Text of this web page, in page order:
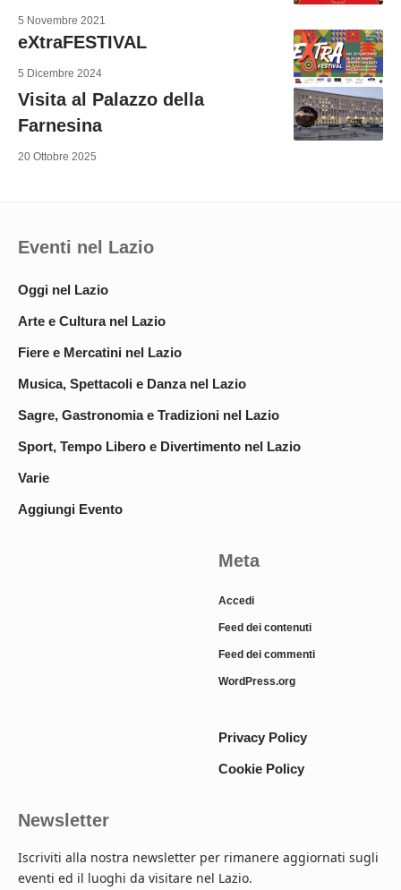
5 Novembre 2021
eXtraFESTIVAL
5 Dicembre 2024
Visita al Palazzo della
Farnesina
20 Ottobre 2025
Eventi nel Lazio
Oggi nel Lazio
Arte e Cultura nel Lazio
Fiere e Mercatini nel Lazio
Musica, Spettacoli e Danza nel Lazio
Sagre, Gastronomia e Tradizioni nel Lazio
Sport, Tempo Libero e Divertimento nel Lazio
Varie
Aggiungi Evento
Meta
Accedi
Feed dei contenuti
Feed dei commenti
WordPress.org
Privacy Policy
Cookie Policy
Newsletter
Iscriviti alla nostra newsletter per rimanere aggiornati sugli
eventi ed il luoghi da visitare nel Lazio.